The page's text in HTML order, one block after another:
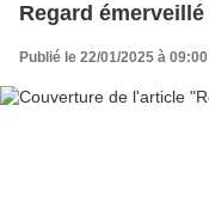
Regard émerveillé
Publié le 22/01/2025 à 09:00